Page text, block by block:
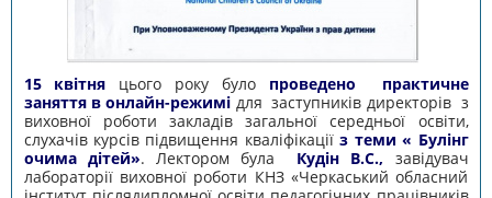
15 квітня цього року було проведено практичне
заняття в онлайн-режимі для заступників директорів з
виховної роботи закладів загальної середньої освіти,
слухачів курсів підвищення кваліфікаціїз теми « Булінг
очима дітей». Лектором була Кудін В.С., завідувач
лабораторії виховної роботи КНЗ «Черкаський обласний